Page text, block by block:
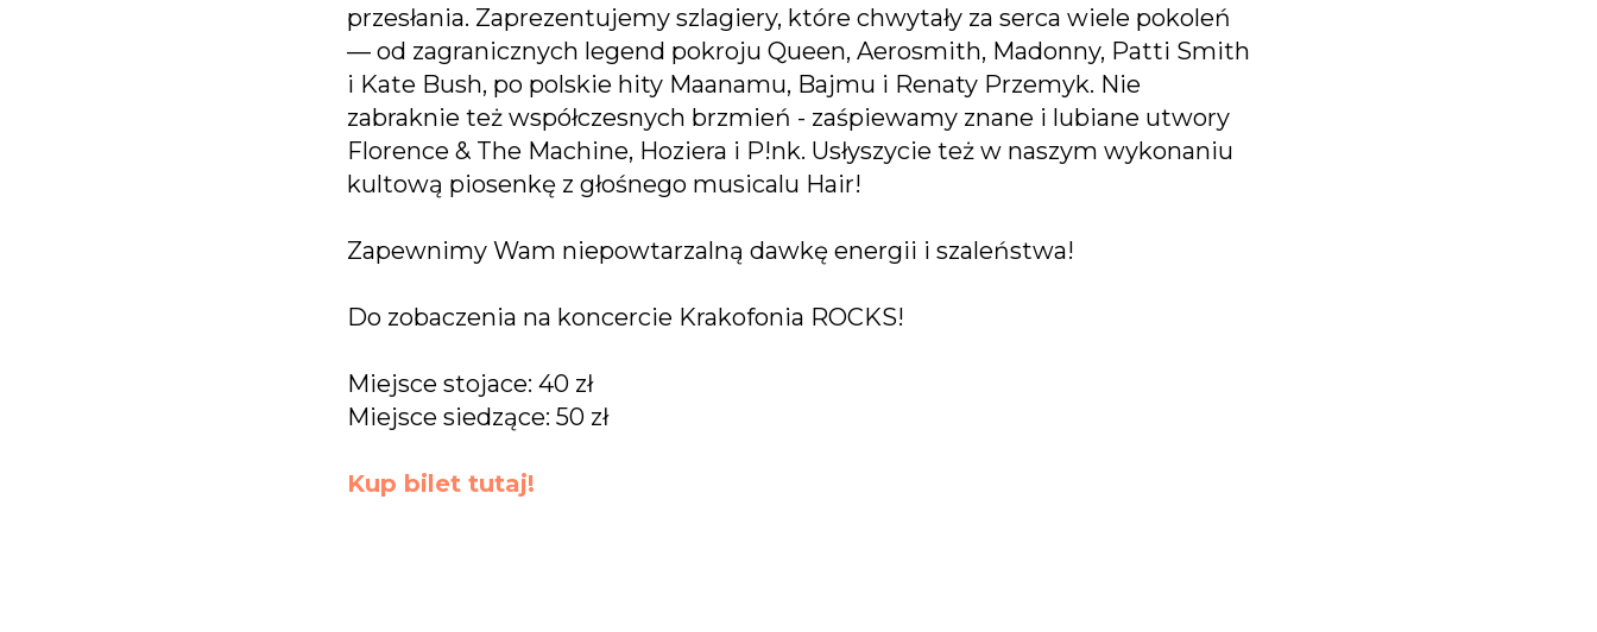
przesłania. Zaprezentujemy szlagiery, które chwytały za serca wiele pokoleń
— od zagranicznych legend pokroju Queen, Aerosmith, Madonny, Patti Smith
i Kate Bush, po polskie hity Maanamu, Bajmu i Renaty Przemyk. Nie
zabraknie też współczesnych brzmień - zaśpiewamy znane i lubiane utwory
Florence & The Machine, Hoziera i P!nk. Usłyszycie też w naszym wykonaniu
kultową piosenkę z głośnego musicalu Hair!
Zapewnimy Wam niepowtarzalną dawkę energii i szaleństwa!
Do zobaczenia na koncercie Krakofonia ROCKS!
Miejsce stojace: 40 zł
Miejsce siedzące: 50 zł
Kup bilet tutaj!